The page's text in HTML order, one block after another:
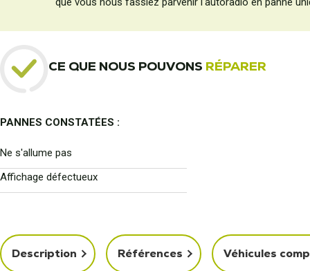
CE QUE NOUS POUVONS RÉPARER
PANNES CONSTATÉES :
Ne s'allume pas
Affichage défectueux
Description Références Véhicules